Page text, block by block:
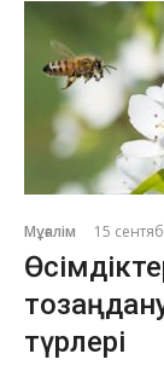
Мұғалім 15
түрлері